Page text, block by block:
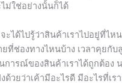
ม่ใช่อย่างนั้นก็ได้
ะได้ไปรู้ว่าสินค้าเราไปอยู่ที่ไห
ที่ช่องทางไหนบ้าง เวลาคุยกับ
การณ์ของสินค้าเราได้ถูกต้อง
ด้วยว่าเค้ามีอะไรดี มีอะไรที่เร